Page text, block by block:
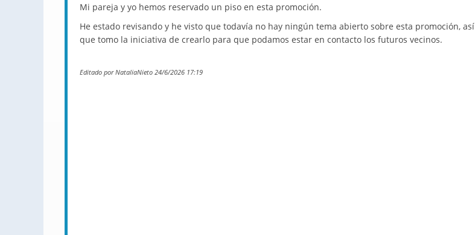
Mi pareja y yo hemos reservado un piso en esta promoción.
He estado revisando y he visto que todavía no hay ningún tema abierto sobre esta promoción, así
que tomo la iniciativa de crearlo para que podamos estar en contacto los futuros vecinos.
Editado por NataliaNieto 24/6/2026 17:19